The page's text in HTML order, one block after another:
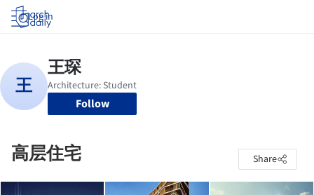
Log in
Follow
高层住宅 Share